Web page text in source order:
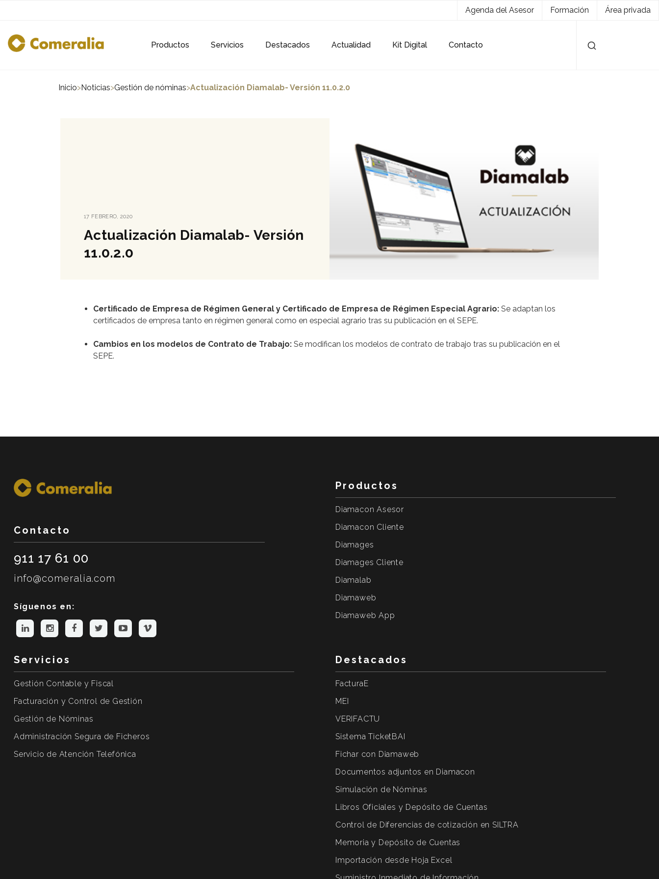
Agenda del Asesor Formación Área privada
Productos Servicios Destacados Actualidad Kit Digital Contacto
Inicio>Noticias>Gestión de nóminas>Actualización Diamalab- Versión 11.0.2.0
PUBLICADO
17 FEBRERO, 2020
Actualización Diamalab- Versión
11.0.2.0
Certificado de Empresa de Régimen General y Certificado de Empresa de Régimen Especial Agrario: Se adaptan los
certificados de empresa tanto en régimen general como en especial agrario tras su publicación en el SEPE.
Cambios en los modelos de Contrato de Trabajo: Se modifican los modelos de contrato de trabajo tras su publicación en el
SEPE.
Contacto
911 17 61 00
info@comeralia.com
Síguenos en:
Productos
Diamacon Asesor
Diamacon Cliente
Diamages
Diamages Cliente
Diamalab
Diamaweb
Diamaweb App
Servicios
Gestión Contable y Fiscal
Facturación y Control de Gestión
Gestión de Nóminas
Administración Segura de Ficheros
Servicio de Atención Telefónica
Destacados
FacturaE
MEI
VERIFACTU
Sistema TicketBAI
Fichar con Diamaweb
Documentos adjuntos en Diamacon
Simulación de Nóminas
Libros Oficiales y Depósito de Cuentas
Control de Diferencias de cotización en SILTRA
Memoria y Depósito de Cuentas
Importación desde Hoja Excel